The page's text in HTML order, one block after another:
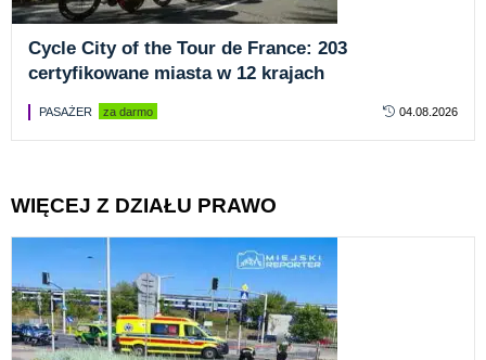
Cycle City of the Tour de France: 203
certyfikowane miasta w 12 krajach
PASAŻER za darmo 04.08.2026
WIĘCEJ Z DZIAŁU PRAWO